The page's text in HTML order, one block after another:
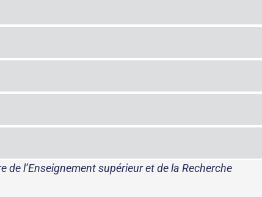
l’Enseignement supérieur et de la Recherche